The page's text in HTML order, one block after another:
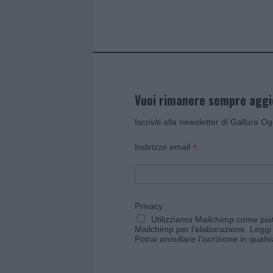
Vuoi rimanere sempre
Iscriviti alla newsletter di Gallura
Indirizzo email *
Privacy
Utilizziamo Mailchimp come
Mailchimp per l'elaborazione.
Potrai annullare l'iscrizione in